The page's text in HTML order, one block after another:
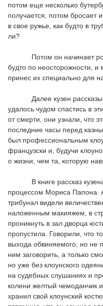
потом еще несколько
получается, потом бросает
в свое ружье, как будто в
ли?
Потом он начинает
будто по неосторожности,
принес их специально для
Далее кузен
удалось чудом спастись в
от смерти, они узнали, что
последние часы перед
был профессиональным
французски и, будучи
о жизни, чем та, которую
В книге рассказ кузена
процессом Мориса Папона.
трибунал видели
наложенным макияжем, в
проникнуть в зал дворца
пропустила. Говорили, что
выхода обвиняемого, но не
ним заговорить, а только
но уже без клоунского
на судебных слушаниях и
колени желтый чемоданчик
хранил свой клоунский